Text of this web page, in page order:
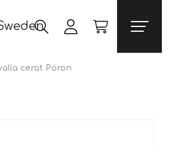
cerat Päron